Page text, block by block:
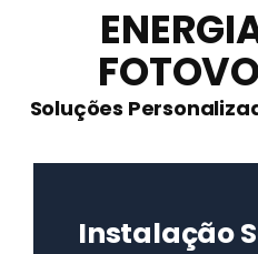
Soluções
Instalação